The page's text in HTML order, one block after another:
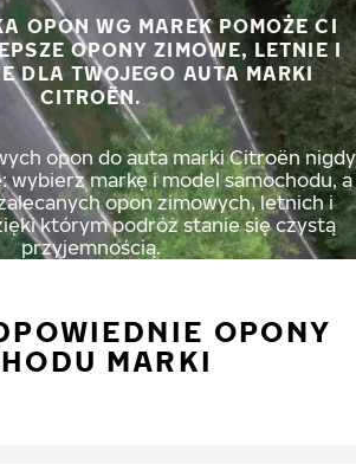
OPON WG MAREK POMOŻE CI
OPONY ZIMOWE, LETNIE I
DLA TWOJEGO AUTA MARKI
CITROËN.
opon do auta marki Citroën nigdy
wybierz markę i model samochodu, a
opon zimowych, letnich i
którym podróż stanie się czystą
przyjemnością.
OPONY
MARKI